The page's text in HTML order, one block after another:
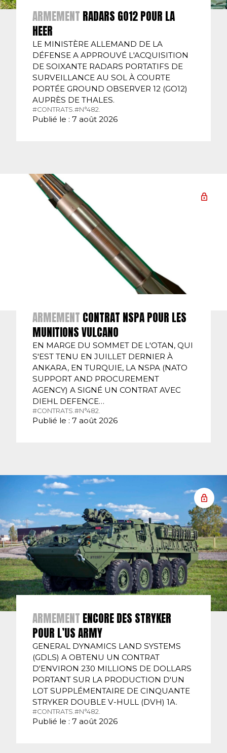
ARMEMENT RADARS GO12 POUR LA
HEER
LE MINISTÈRE ALLEMAND DE LA
DÉFENSE A APPROUVÉ L'ACQUISITION
DE SOIXANTE RADARS PORTATIFS DE
SURVEILLANCE AU SOL À COURTE
PORTÉE GROUND OBSERVER 12 (GO12)
AUPRÈS DE THALES.
#CONTRATS. #N°482.
Publié le : 7 août 2026
ARMEMENT CONTRAT NSPA POUR LES
MUNITIONS VULCANO
EN MARGE DU SOMMET DE L'OTAN, QUI
S'EST TENU EN JUILLET DERNIER À
ANKARA, EN TURQUIE, LA NSPA (NATO
SUPPORT AND PROCUREMENT
AGENCY) A SIGNÉ UN CONTRAT AVEC
DIEHL DEFENCE…
#CONTRATS. #N°482.
Publié le : 7 août 2026
ARMEMENT ENCORE DES STRYKER
POUR L’US ARMY
GENERAL DYNAMICS LAND SYSTEMS
(GDLS) A OBTENU UN CONTRAT
D'ENVIRON 230 MILLIONS DE DOLLARS
PORTANT SUR LA PRODUCTION D'UN
LOT SUPPLÉMENTAIRE DE CINQUANTE
STRYKER DOUBLE V-HULL (DVH) 1A.
#CONTRATS.#N°482.
Publié le : 7 août 2026